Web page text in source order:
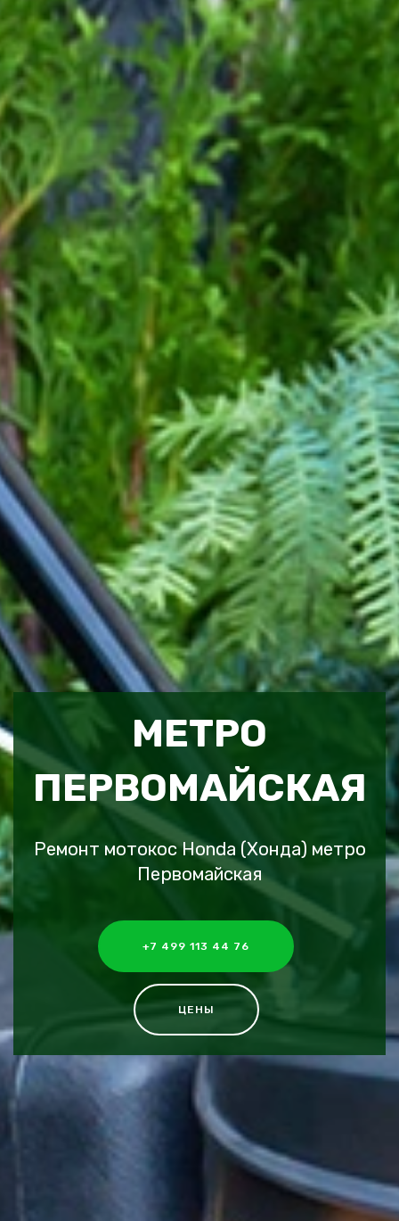
МЕТРО
ПЕРВОМАЙСКАЯ
Ремонт мотокос Honda (Хонда) метро
Первомайская
+7 499 113 44 76
ЦЕНЫ